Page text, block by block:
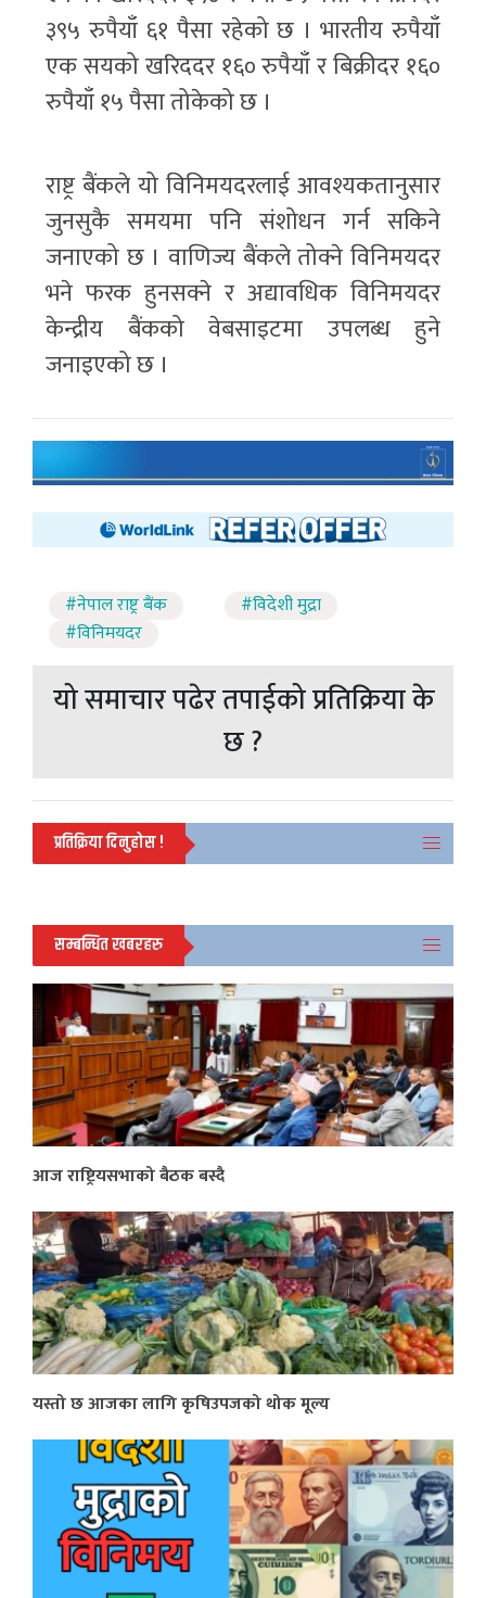
३९५ रुपैयाँ ६१ पैसा रहेको छ । भारतीय रुपैयाँ
एक सयको खरिददर १६० रुपैयाँ र बिक्रीदर १६०
रुपैयाँ १५ पैसा तोकेको छ ।
राष्ट्र बैंकले यो विनिमयदरलाई आवश्यकतानुसार
जुनसुकै समयमा पनि संशोधन गर्न सकिने
जनाएको छ । वाणिज्य बैंकले तोक्ने विनिमयदर
भने फरक हुनसक्ने र अद्यावधिक विनिमयदर
केन्द्रीय बैंकको वेबसाइटमा उपलब्ध हुने
जनाइएको छ ।
#नेपाल राष्ट्र बैंक
#विदेशी मुद्रा
#विनिमयदर
यो समाचार पढेर तपाईको प्रतिक्रिया के
छ ?
प्रतिक्रिया दिनुहोस !
सम्बन्धित खबरहरु
आज राष्ट्रियसभाको बैठक बस्दै
यस्तो छ आजका लागि कृषिउपजको थोक मूल्य